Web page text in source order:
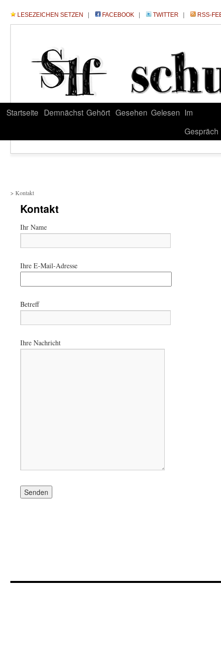
LESEZEICHEN SETZEN FACEBOOK TWITTER RSS-
Startseite Demnächst Gehört Gesehen Gelesen Im
Gespräch
> Kontakt
Kontakt
Ihr Name
Ihre E-Mail-Adresse
Betreff
Ihre Nachricht